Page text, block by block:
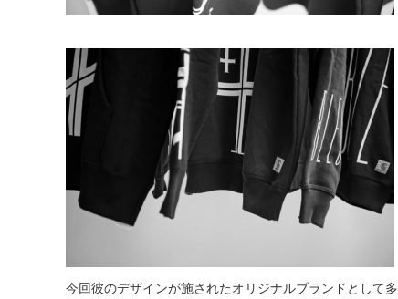
今回彼のデザインが施されたオリジナルブランドとして